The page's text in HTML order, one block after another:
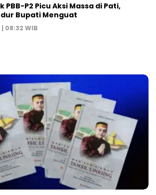
PBB-P2 Picu Aksi Massa di Pati,
Bupati Menguat
08:32 WIB